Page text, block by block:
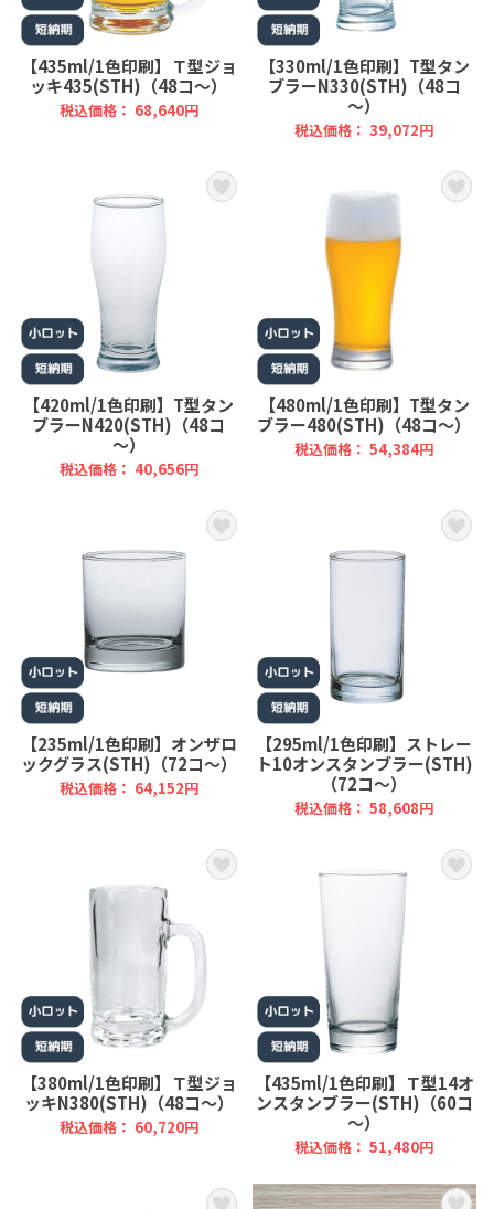
【435ml/1色印刷】Ｔ型ジョ
ッキ435(STH)（48コ～）
税込価格： 68,640円
【330ml/1色印刷】T型タン
ブラーN330(STH)（48コ
～）
税込価格： 39,072円
【420ml/1色印刷】T型タン
ブラーN420(STH)（48コ
～）
税込価格： 40,656円
【480ml/1色印刷】T型タン
ブラー480(STH)（48コ～）
税込価格： 54,384円
【235ml/1色印刷】オンザロ
ックグラス(STH)（72コ～）
税込価格： 64,152円
【295ml/1色印刷】ストレー
ト10オンスタンブラー(STH)
（72コ～）
税込価格： 58,608円
【380ml/1色印刷】Ｔ型ジョ
ッキN380(STH)（48コ～）
税込価格： 60,720円
【435ml/1色印刷】Ｔ型14オ
ンスタンブラー(STH)（60コ
～）
税込価格： 51,480円